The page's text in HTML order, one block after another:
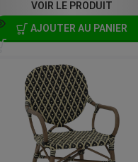
VOIR LE PRODUIT
AJOUTER AU PANIER